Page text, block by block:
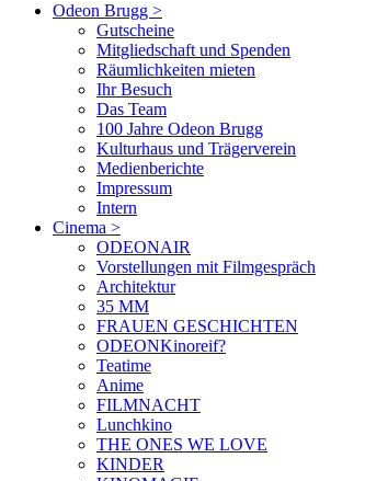
Odeon Brugg >
Gutscheine
Mitgliedschaft und Spenden
Räumlichkeiten mieten
Ihr Besuch
Das Team
100 Jahre Odeon Brugg
Kulturhaus und Trägerverein
Medienberichte
Impressum
Intern
Cinema >
ODEONAIR
Vorstellungen mit Filmgespräch
Architektur
35 MM
FRAUEN GESCHICHTEN
ODEONKinoreif?
Teatime
Anime
FILMNACHT
Lunchkino
THE ONES WE LOVE
KINDER